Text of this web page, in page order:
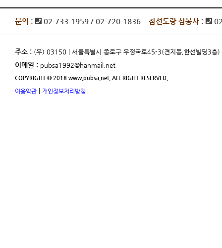
문의 : 02-733-1959 / 02-720-1836 참선도량 삼봉사 :
주소 : (우) 03150 | 서울특별시 종로구 우정국로45-3(견지동,한선빌딩3
이메일 : pubsa1992@hanmail.net
COPYRIGHT © 2018 www.pubsa.net. ALL RIGHT RESERVED.
이용약관 개인정보처리방침